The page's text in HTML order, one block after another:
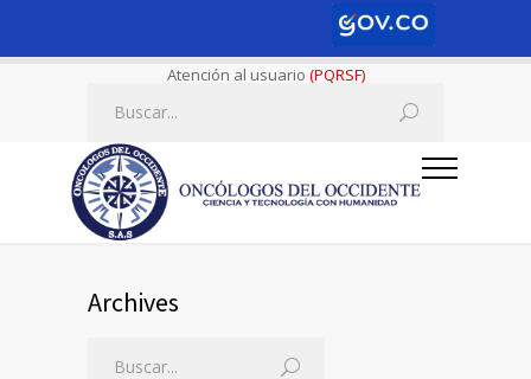
Atención al usuario (PQRSF)
Archives